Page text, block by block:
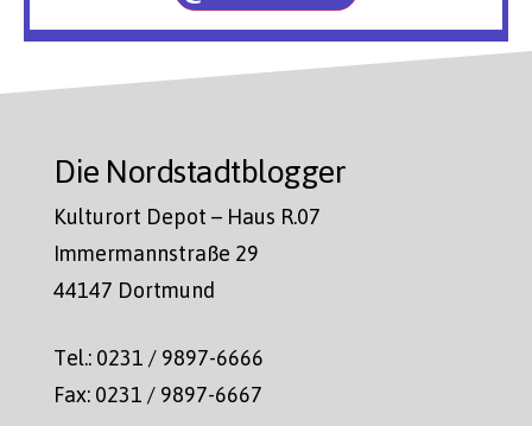
Die Nordstadtblogger
Kulturort Depot – Haus R.07
Immermannstraße 29
44147 Dortmund
Tel.: 0231 / 9897-6666
Fax: 0231 / 9897-6667